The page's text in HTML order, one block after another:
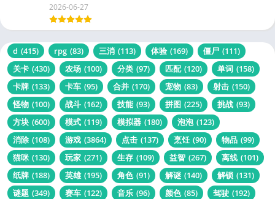
2026-06-27
d (415) rpg (83) 三消 (113) 体验 (169) 僵尸 (111)
关卡 (430) 农场 (100) 分类 (97) 匹配 (120) 单词 (158)
卡牌 (133) 卡车 (95) 合并 (170) 宠物 (83) 射击 (150)
怪物 (100) 战斗 (162) 技能 (93) 拼图 (225) 挑战 (93)
方块 (600) 模式 (119) 模拟器 (180) 泡泡 (123)
消除 (108) 游戏 (3864) 点击 (137) 烹饪 (90) 物品 (99)
猫咪 (130) 玩家 (271) 生存 (109) 益智 (267) 离线 (101)
纸牌 (188) 英雄 (195) 角色 (91) 解谜 (140) 解锁 (131)
谜题 (349) 赛车 (122) 音乐 (96) 颜色 (85) 驾驶 (192)